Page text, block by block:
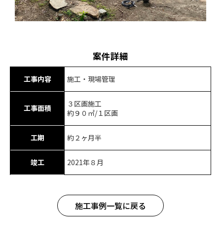
案件詳細
工事内容 施工・現場管理
工事面積
３区画施工
約９０㎡/１区画
工期 約２ヶ月半
竣工 2021年８月
施工事例一覧に戻る